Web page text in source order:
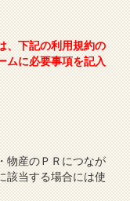
、下記の利用規約の
ムに必要事項を記入
物産のＰＲにつなが
該当する場合には使